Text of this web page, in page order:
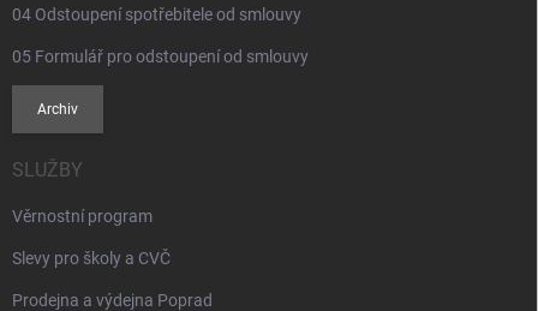
04 Odstoupení spotřebitele od smlouvy
05 Formulář pro odstoupení od smlouvy
Archiv
SLUŽBY
Věrnostní program
Slevy pro školy a CVČ
Prodejna a výdejna Poprad